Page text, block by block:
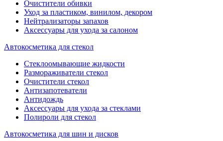
Очистители обивки
Уход за пластиком, винилом, декором
Нейтрализаторы запахов
Аксессуары для ухода за салоном
Автокосметика для стекол
Стеклоомывающие жидкости
Размораживатели стекол
Очистители стекол
Антизапотеватели
Антидождь
Аксессуары для ухода за стеклами
Полироли для стекол
Автокосметика для шин и дисков